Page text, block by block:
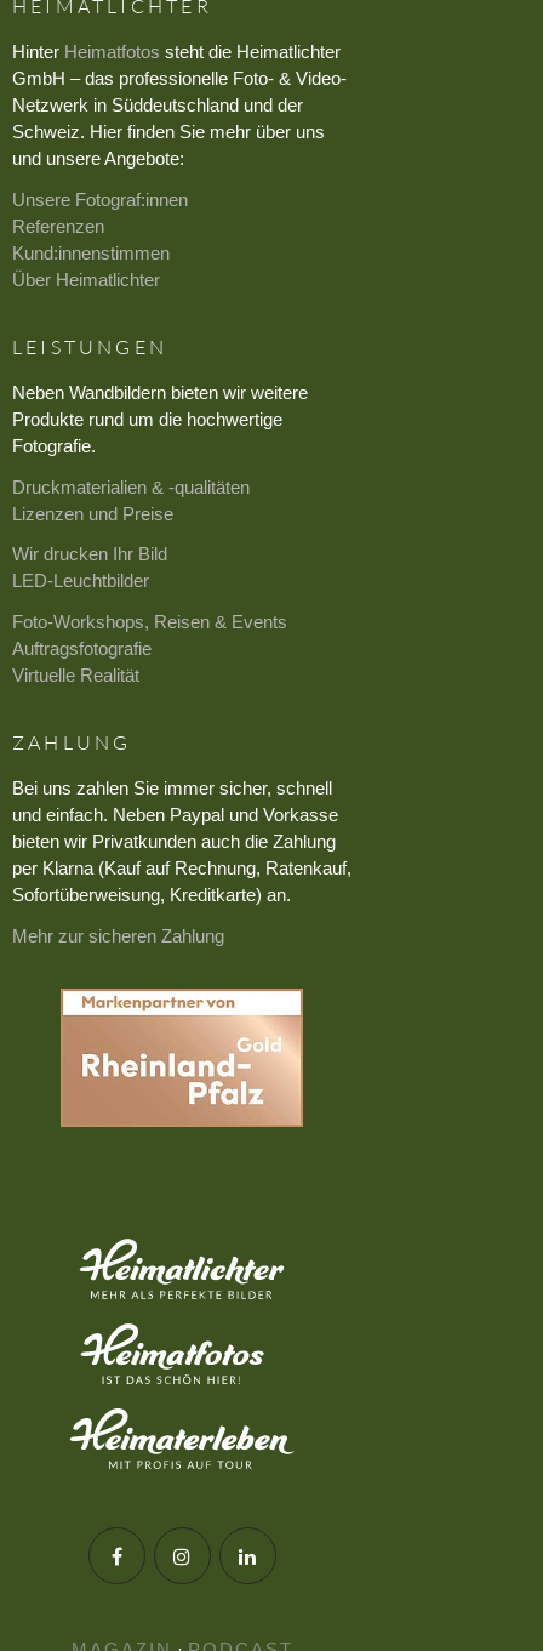
HEIMATLICHTER
Hinter Heimatfotos steht die Heimatlichter
GmbH – das professionelle Foto- & Video-
Netzwerk in Süddeutschland und der
Schweiz. Hier finden Sie mehr über uns
und unsere Angebote:
Unsere Fotograf:innen
Referenzen
Kund:innenstimmen
Über Heimatlichter
LEISTUNGEN
Neben Wandbildern bieten wir weitere
Produkte rund um die hochwertige
Fotografie.
Druckmaterialien & -qualitäten
Lizenzen und Preise
Wir drucken Ihr Bild
LED-Leuchtbilder
Foto-Workshops, Reisen & Events
Auftragsfotografie
Virtuelle Realität
ZAHLUNG
Bei uns zahlen Sie immer sicher, schnell
und einfach. Neben Paypal und Vorkasse
bieten wir Privatkunden auch die Zahlung
per Klarna (Kauf auf Rechnung, Ratenkauf,
Sofortüberweisung, Kreditkarte) an.
Mehr zur sicheren Zahlung